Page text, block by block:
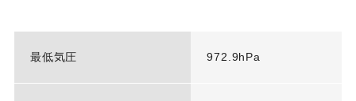
最低気圧 972.9hPa